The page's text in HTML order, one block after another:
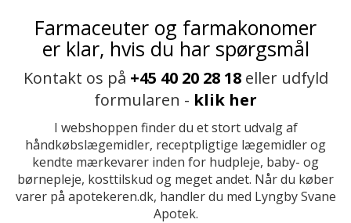
Farmaceuter og farmakonomer
er klar, hvis du har spørgsmål
Kontakt os på +45 40 20 28 18eller udfyld
formularen - klik her
I webshoppen finder du et stort udvalg af
håndkøbslægemidler, receptpligtige lægemidler og
kendte mærkevarer inden for hudpleje, baby- og
børnepleje, kosttilskud og meget andet. Når du køber
varer på apotekeren.dk, handler du med Lyngby Svane
Apotek.